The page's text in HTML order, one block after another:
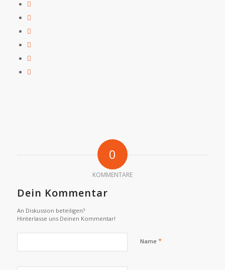
0
KOMMENTARE
Dein Kommentar
An Diskussion beteiligen?
Hinterlasse uns Deinen Kommentar!
Name *